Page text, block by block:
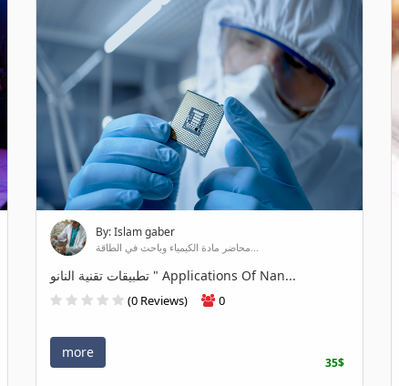
By: Islam gaber
تطبيقات تقنية النانو " Applications Of Nan...
(0 Reviews) 0
more
35$